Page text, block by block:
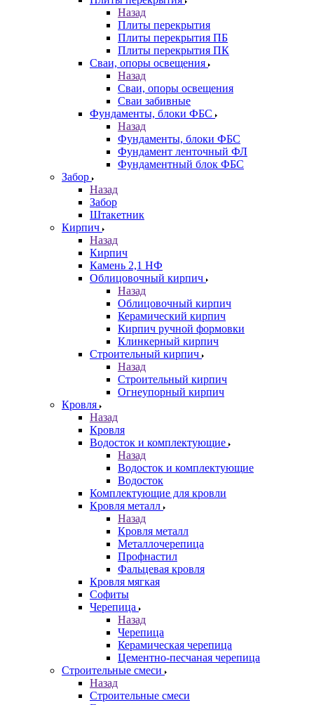
Назад
Плиты перекрытия
Плиты перекрытия ПБ
Плиты перекрытия ПК
Сваи, опоры освещения
Назад
Сваи, опоры освещения
Сваи забивные
Фундаменты, блоки ФБС
Назад
Фундаменты, блоки ФБС
Фундамент ленточный ФЛ
Фундаментный блок ФБС
Забор
Назад
Забор
Штакетник
Кирпич
Назад
Кирпич
Камень 2,1 НФ
Облицовочный кирпич
Назад
Облицовочный кирпич
Керамический кирпич
Кирпич ручной формовки
Клинкерный кирпич
Строительный кирпич
Назад
Строительный кирпич
Огнеупорный кирпич
Кровля
Назад
Кровля
Водосток и комплектующие
Назад
Водосток и комплектующие
Водосток
Комплектующие для кровли
Кровля металл
Назад
Кровля металл
Металлочерепица
Профнастил
Фальцевая кровля
Кровля мягкая
Софиты
Черепица
Назад
Черепица
Керамическая черепица
Цементно-песчаная черепица
Строительные смеси
Назад
Строительные смеси